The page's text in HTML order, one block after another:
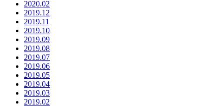
2020.02
2019.12
2019.11
2019.10
2019.09
2019.08
2019.07
2019.06
2019.05
2019.04
2019.03
2019.02